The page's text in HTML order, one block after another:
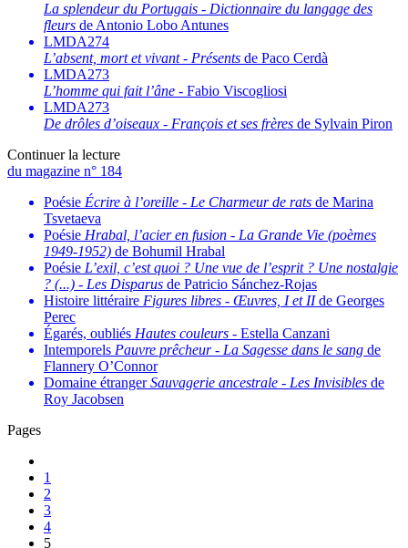
La splendeur du Portugais - Dictionnaire du langage des
fleurs de Antonio Lobo Antunes
LMDA274
L’absent, mort et vivant - Présents de Paco Cerdà
LMDA273
L’homme qui fait l’âne - Fabio Viscogliosi
LMDA273
De drôles d’oiseaux - François et ses frères de Sylvain Piron
Continuer la lecture
du magazine n° 184
Poésie Écrire à l’oreille - Le Charmeur de rats de Marina
Tsvetaeva
Poésie Hrabal, l’acier en fusion - La Grande Vie (poèmes
1949-1952) de Bohumil Hrabal
Poésie L’exil, c’est quoi ? Une vue de l’esprit ? Une nostalgie
? (...) - Les Disparus de Patricio Sánchez-Rojas
Histoire littéraire Figures libres - Œuvres, I et IIde Georges
Perec
Égarés, oubliés Hautes couleurs - Estella Canzani
Intemporels Pauvre prêcheur - La Sagesse dans le sang de
Flannery O’Connor
Domaine étrangerSauvagerie ancestrale - Les Invisibles de
Roy Jacobsen
Pages
1
2
3
4
5